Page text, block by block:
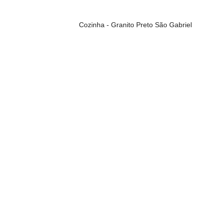
Cozinha - Granito Preto São Gabriel